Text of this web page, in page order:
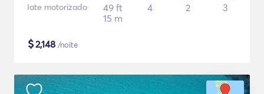
Iate motorizado
49 ft
15 m
4 2 3
$2,148 /noite